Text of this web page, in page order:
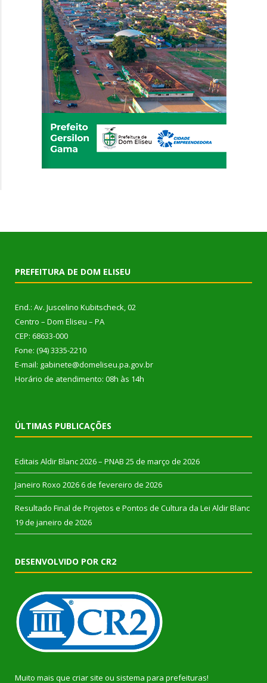
PREFEITURA DE DOM ELISEU
End.: Av. Juscelino Kubitscheck, 02
Centro – Dom Eliseu – PA
CEP: 68633-000
Fone: (94) 3335-2210
E-mail: gabinete@domeliseu.pa.gov.br
Horário de atendimento: 08h às 14h
ÚLTIMAS PUBLICAÇÕES
Editais Aldir Blanc 2026 – PNAB 25 de março de 2026
Janeiro Roxo 2026 6 de fevereiro de 2026
Resultado Final de Projetos e Pontos de Cultura da Lei Aldir Blanc
19 de janeiro de 2026
DESENVOLVIDO POR CR2
Muito mais que criar site ou sistema para prefeituras!